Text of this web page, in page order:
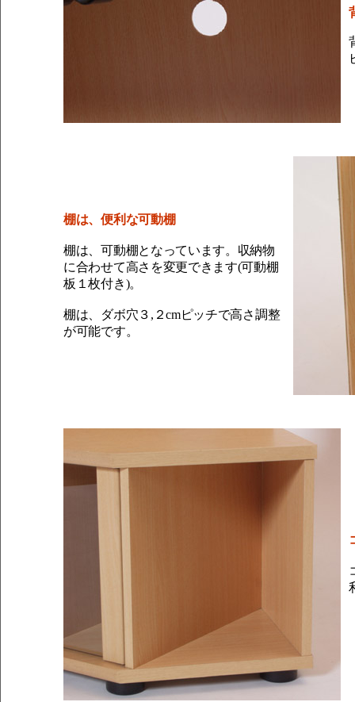
棚は、便利な可動棚
棚は、可動棚となっています。収納物
に合わせて高さを変更できます(可動棚
板１枚付き)。
棚は、ダボ穴３,２cmピッチで高さ調整
が可能です。